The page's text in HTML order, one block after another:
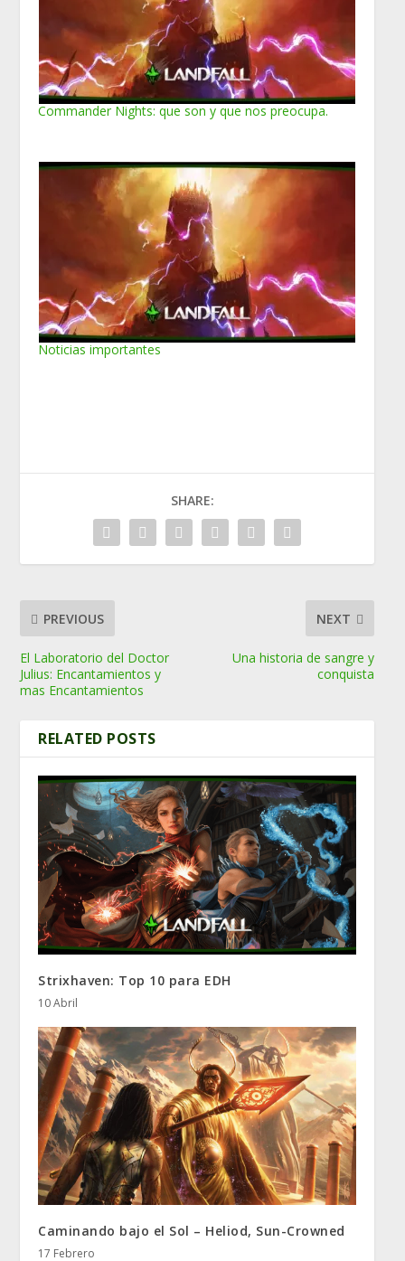
Commander Nights: que son y que nos preocupa.
Noticias importantes
SHARE:
PREVIOUS
El Laboratorio del Doctor
Julius: Encantamientos y
mas Encantamientos
NEXT
Una historia de sangre y
conquista
RELATED POSTS
Strixhaven: Top 10 para EDH
10 Abril
Caminando bajo el Sol – Heliod, Sun-Crowned
17 Febrero